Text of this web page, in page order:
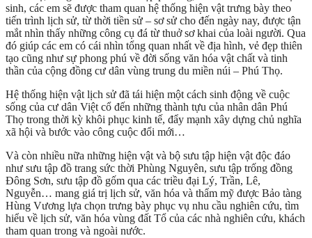
sinh, các em sẽ được tham quan hệ thống hiện vật trưng bày theo
tiến trình lịch sử, từ thời tiền sử – sơ sử cho đến ngày nay, được tận
mắt nhìn thấy những công cụ đá từ thuở sơ khai của loài người. Qua
đó giúp các em có cái nhìn tổng quan nhất về địa hình, vẻ đẹp thiên
tạo cũng như sự phong phú về đời sống văn hóa vật chất và tinh
thần của cộng đồng cư dân vùng trung du miền núi – Phú Thọ.
Hệ thống hiện vật lịch sử đã tái hiện một cách sinh động về cuộc
sống của cư dân Việt cổ đến những thành tựu của nhân dân Phú
Thọ trong thời kỳ khôi phục kinh tế, đẩy mạnh xây dựng chủ nghĩa
xã hội và bước vào công cuộc đổi mới…
Và còn nhiều nữa những hiện vật và bộ sưu tập hiện vật độc đáo
như sưu tập đồ trang sức thời Phùng Nguyên, sưu tập trống đồng
Đông Sơn, sưu tập đồ gốm qua các triều đại Lý, Trần, Lê,
Nguyễn… mang giá trị lịch sử, văn hóa và thẩm mỹ được Bảo tàng
Hùng Vương lựa chọn trưng bày phục vụ nhu cầu nghiên cứu, tìm
hiểu về lịch sử, văn hóa vùng đất Tổ của các nhà nghiên cứu, khách
tham quan trong và ngoài nước.